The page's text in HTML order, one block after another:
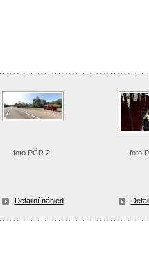
foto PČR 2
Detailní náhled
foto